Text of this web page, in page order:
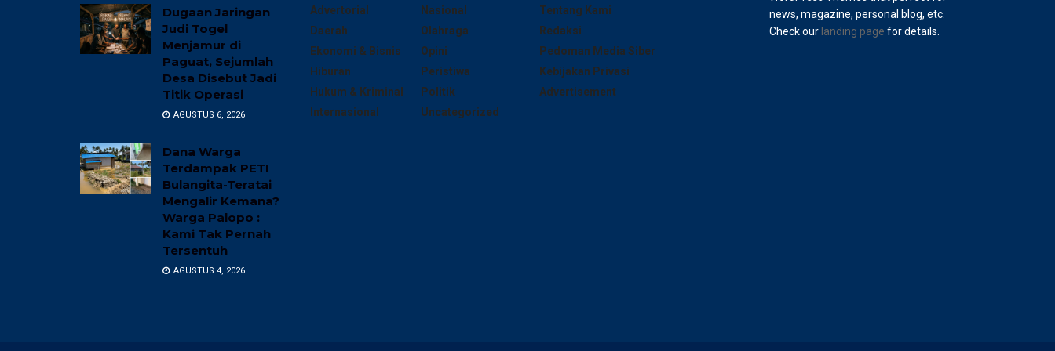
Dugaan Jaringan
Judi Togel
Menjamur di
Paguat, Sejumlah
Desa Disebut Jadi
Titik Operasi
AGUSTUS 6, 2026
Dana Warga
Terdampak PETI
Bulangita-Teratai
Mengalir Kemana?
Warga Palopo :
Kami Tak Pernah
Tersentuh
AGUSTUS 4, 2026
Advertorial
Daerah
Ekonomi & Bisnis
Hiburan
Hukum & Kriminal
Internasional
Nasional
Olahraga
Opini
Peristiwa
Politik
Uncategorized
Tentang Kami
Redaksi
Pedoman Media Siber
Kebijakan Privasi
Advertisement
news, magazine, personal blog, etc.
Check our landing page for details.